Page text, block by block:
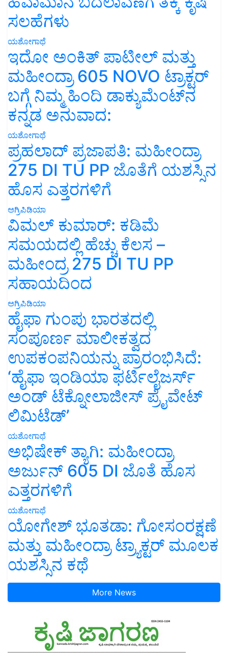
ಸಲಹೆಗಳು
ಯಶೋಗಾಥೆ
ಇದೋ ಅಂಕಿತ್ ಪಾಟೀಲ್ ಮತ್ತು
ಮಹೀಂದ್ರಾ 605 NOVO ಟ್ರಾಕ್ಟರ್
ಬಗ್ಗೆ ನಿಮ್ಮ ಹಿಂದಿ ಡಾಕ್ಯುಮೆಂಟ್‌ನ
ಕನ್ನಡ ಅನುವಾದ:
ಯಶೋಗಾಥೆ
ಪ್ರಹಲಾದ್ ಪ್ರಜಾಪತಿ: ಮಹೀಂದ್ರಾ
275 DI TU PP ಜೊತೆಗೆ ಯಶಸ್ಸಿನ
ಹೊಸ ಎತ್ತರಗಳಿಗೆ
ಅಗ್ರಿಪಿಡಿಯಾ
ವಿಮಲ್ ಕುಮಾರ್: ಕಡಿಮೆ
ಸಮಯದಲ್ಲಿ ಹೆಚ್ಚು ಕೆಲಸ –
ಮಹೀಂದ್ರ 275 DI TU PP
ಸಹಾಯದಿಂದ
ಅಗ್ರಿಪಿಡಿಯಾ
ಹೈಫಾ ಗುಂಪು ಭಾರತದಲ್ಲಿ
ಸಂಪೂರ್ಣ ಮಾಲೀಕತ್ವದ
ಉಪಕಂಪನಿಯನ್ನು ಪ್ರಾರಂಭಿಸಿದೆ:
‘ಹೈಫಾ ಇಂಡಿಯಾ ಫರ್ಟಿಲೈಜರ್ಸ್
ಅಂಡ್ ಟೆಕ್ನೋಲಾಜೀಸ್ ಪ್ರೈವೇಟ್
ಲಿಮಿಟೆಡ್’
ಯಶೋಗಾಥೆ
ಅಭಿಷೇಕ್ ತ್ಯಾಗಿ: ಮಹೀಂದ್ರಾ
ಅರ್ಜುನ್ 605 DI ಜೊತೆ ಹೊಸ
ಎತ್ತರಗಳಿಗೆ
ಯಶೋಗಾಥೆ
ಯೋಗೇಶ್ ಭೂತಡಾ: ಗೋಸಂರಕ್ಷಣೆ
ಮತ್ತು ಮಹೀಂದ್ರಾ ಟ್ರ್ಯಾಕ್ಟರ್ ಮೂಲಕ
ಯಶಸ್ಸಿನ ಕಥೆ
More News